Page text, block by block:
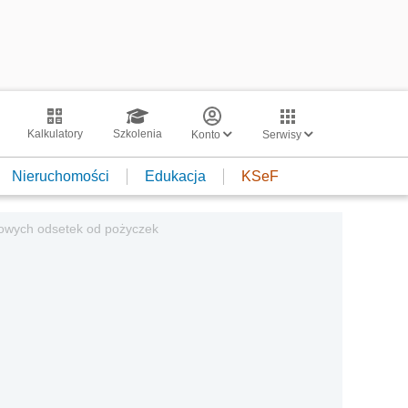
Kalkulatory Szkolenia Konto Serwisy
Nieruchomości Edukacja KSeF
odsetek od pożyczek